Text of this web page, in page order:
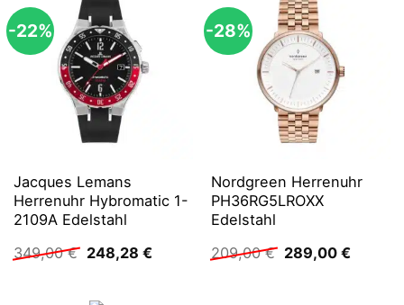
-22%
Jacques Lemans
Herrenuhr Hybromatic 1-
2109A Edelstahl
349,00€ Ursprünglicher
Preis
248,28 €Aktueller
-28%
Nordgreen Herrenuhr
PH36RG5LROXX
Edelstahl
209,00€ Ursprünglicher
Preis
289,00 €